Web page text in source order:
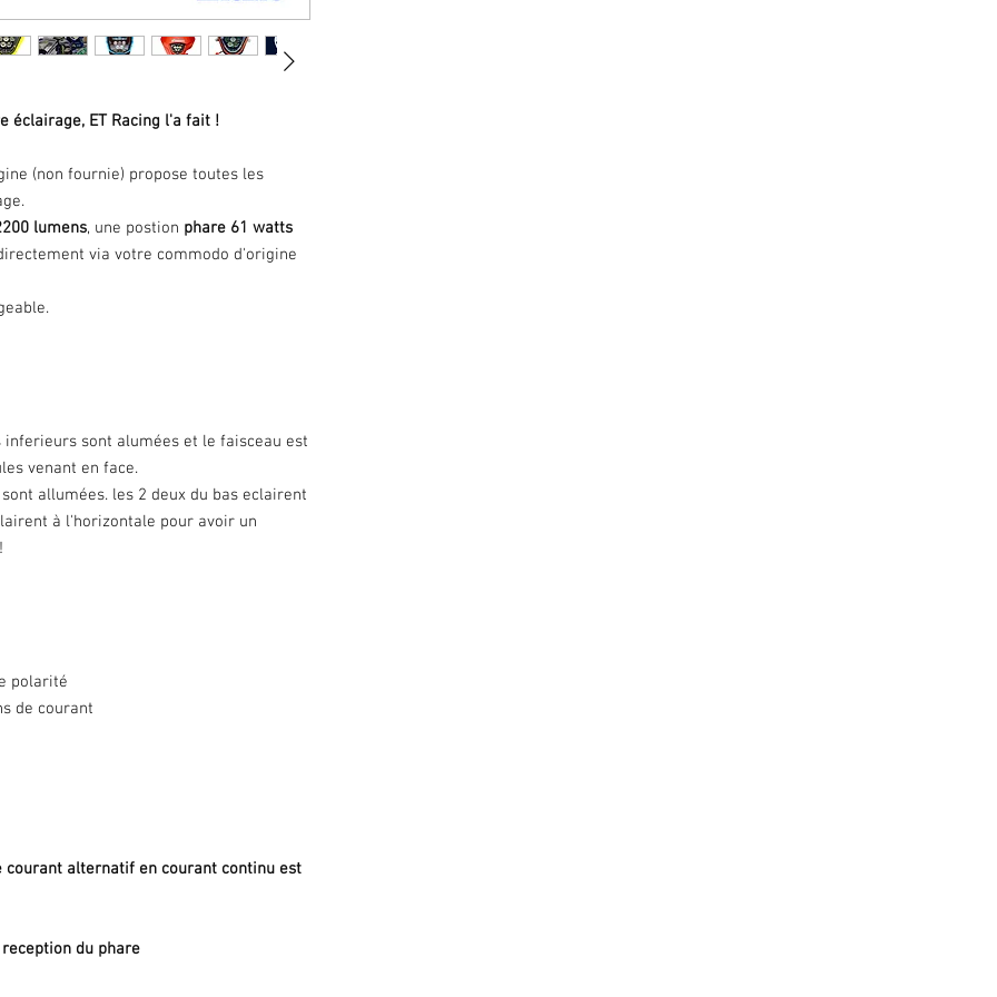
éclairage, ET Racing l'a fait !
(non fournie) propose toutes les
lumens, une postion phare 61 watts
via votre commodo d'origine
inferieurs sont alumées et le faisceau est
venant en face.
allumées. les 2 deux du bas eclairent
à l'horizontale pour avoir un
polarité
de courant
courant alternatif en courant continu est
du phare